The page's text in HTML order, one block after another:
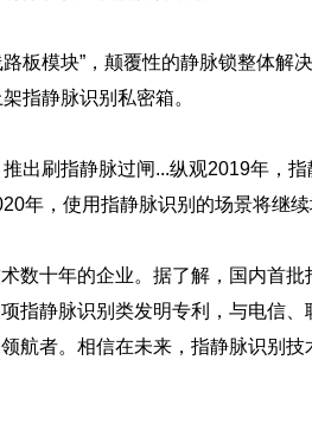
模块”，颠覆性的静脉锁整体解
指静脉识别私密箱。
刷指静脉过闸...纵观2019年，指
年，使用指静脉识别的场景将继续
十年的企业。据了解，国内首批
指静脉识别类发明专利，与电信、
航者。相信在未来，指静脉识别技